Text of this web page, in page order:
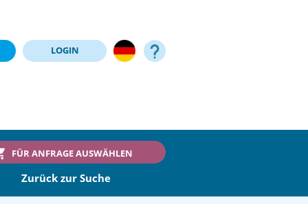
LOGIN
FÜR ANFRAGE AUSWÄHLEN
Zurück zur Suche